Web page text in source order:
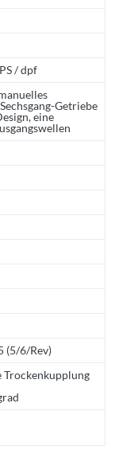
/ dpf
Getriebe
eine
(5/6/Rev)